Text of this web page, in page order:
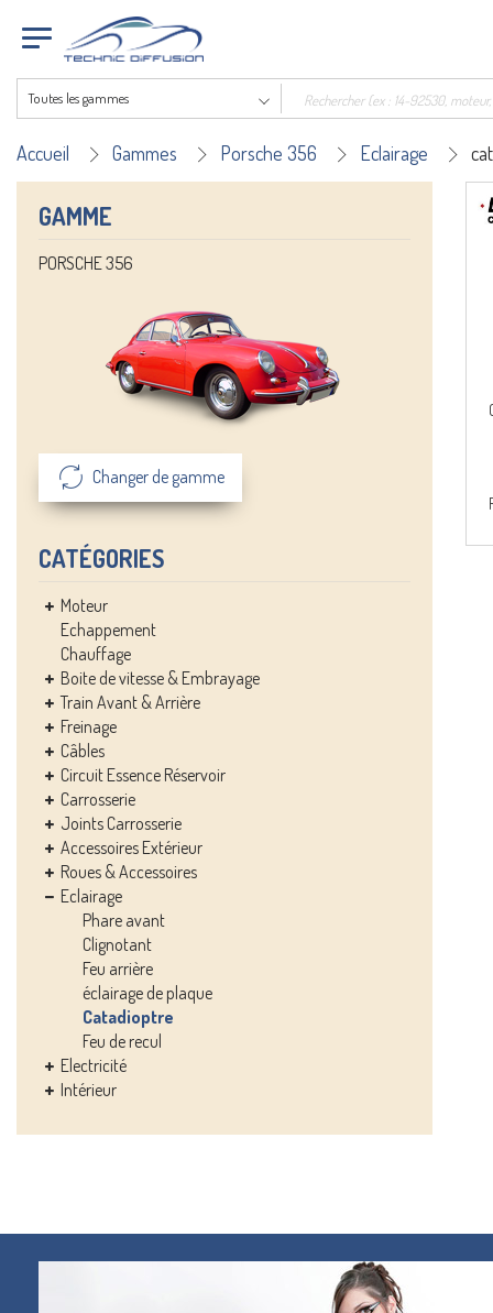
Toutes les gammes
Accueil Gammes Porsche 356 Eclairage
GAMME
PORSCHE 356
Changer de gamme
CATÉGORIES
Moteur
Echappement
Chauffage
Boite de vitesse & Embrayage
Train Avant & Arrière
Freinage
Câbles
Circuit Essence Réservoir
Carrosserie
Joints Carrosserie
Accessoires Extérieur
Roues & Accessoires
Eclairage
Phare avant
Clignotant
Feu arrière
éclairage de plaque
Catadioptre
Feu de recul
Electricité
Intérieur